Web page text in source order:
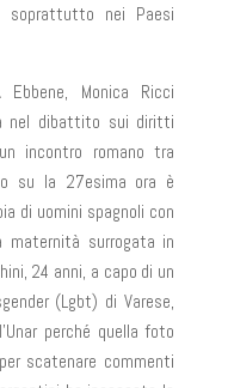
soprattutto nei Paesi
Ebbene, Monica Ricci
nel dibattito sui diritti
incontro romano tra
su la 27esima ora è
di uomini spagnoli con
surrogata in
24 anni, a capo di un
(Lgbt) di Varese,
perché quella foto
scatenare commenti